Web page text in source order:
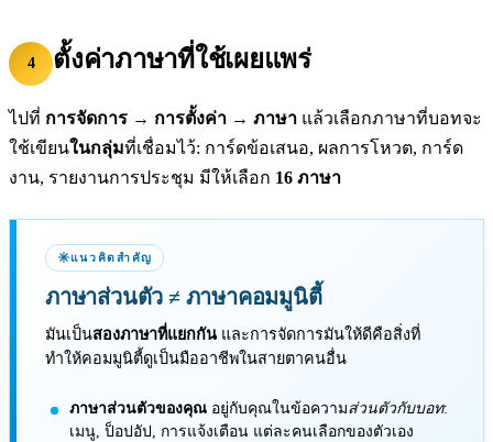
4 ตั้งค่าภาษาที่ใช้เผยแพร่
ไปที่ การจัดการ → การตั้งค่า → ภาษา แล้วเลือกภาษาที่บอทจะ
ใช้เขียนในกลุ่มที่เชื่อมไว้: การ์ดข้อเสนอ, ผลการโหวต, การ์ด
งาน, รายงานการประชุม มีให้เลือก 16 ภาษา
แนวคิดสำคัญ
ภาษาส่วนตัว ≠ภาษาคอมมูนิตี้
มันเป็นสองภาษาที่แยกกันและการจัดการมันให้ดีคือสิ่งที่
ทำให้คอมมูนิตี้ดูเป็นมืออาชีพในสายตาคนอื่น
ภาษาส่วนตัวของคุณ อยู่กับคุณในข้อความส่วนตัวกับบอท:
เมนู, ป็อปอัป, การแจ้งเตือน แต่ละคนเลือกของตัวเอง